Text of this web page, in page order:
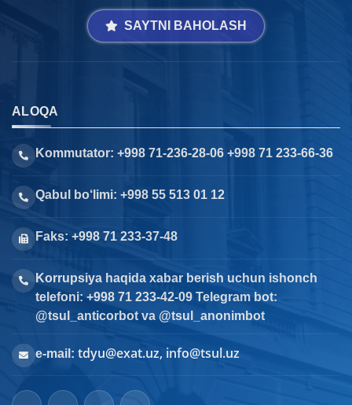
SAYTNI BAHOLASH
ALOQA
Kommutator: +998 71-236-28-06 +998 71 233-66-36
Qabul bo‘limi: +998 55 513 01 12
Faks: +998 71 233-37-48
Korrupsiya haqida xabar berish uchun ishonch
telefoni: +998 71 233-42-09 Telegram bot:
@tsul_anticorbot va @tsul_anonimbot
e-mail: tdyu@exat.uz, info@tsul.uz